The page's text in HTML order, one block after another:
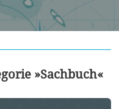
»Sachbuch«